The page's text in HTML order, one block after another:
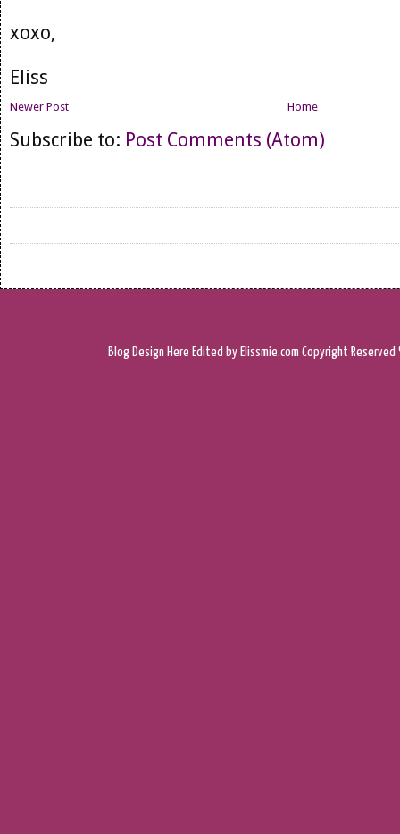
xoxo,
Eliss
Newer Post Home
Subscribe to: Post Comments (Atom)
Blog Design Here Edited by Elissmie.com Copyright Reserved